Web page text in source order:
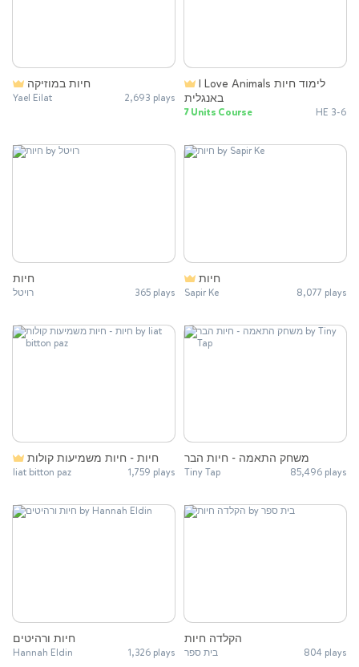
חיות במוזיקה
Yael Eilat 2,693 plays
באנגלית
7 Units Course HE 3-6
חיות
רויטל 365 plays
חיות
Sapir Ke 8,077 plays
חיות - חיות משמיעות קולות
liat bitton paz 1,759 plays
משחק התאמה - חיות הבר
Tiny Tap 85,496 plays
חיות ורהיטים
Hannah Eldin 1,326 plays
הקלדה חיות
בית ספר 804 plays